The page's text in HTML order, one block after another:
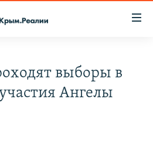
выборы в
Ангелы